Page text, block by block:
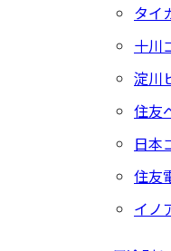
タイ
十川
淀川
住友
日本
住友
イノ